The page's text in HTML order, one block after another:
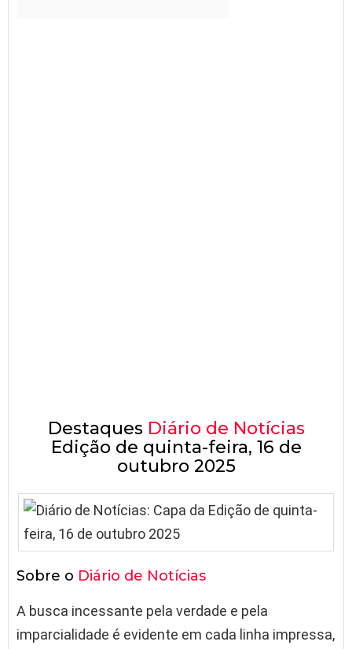
Destaques Diário de Notícias
Edição de quinta-feira, 16 de
outubro 2025
Sobre o Diário de Notícias
A busca incessante pela verdade e pela
imparcialidade é evidente em cada linha impressa,